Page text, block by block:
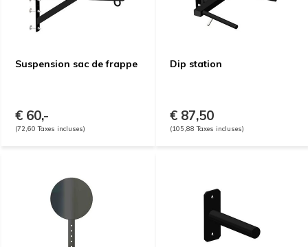
Suspension sac de frappe
€ 60,-
(72,60 Taxes incluses)
Dip station
€ 87,50
(105,88 Taxes incluses)